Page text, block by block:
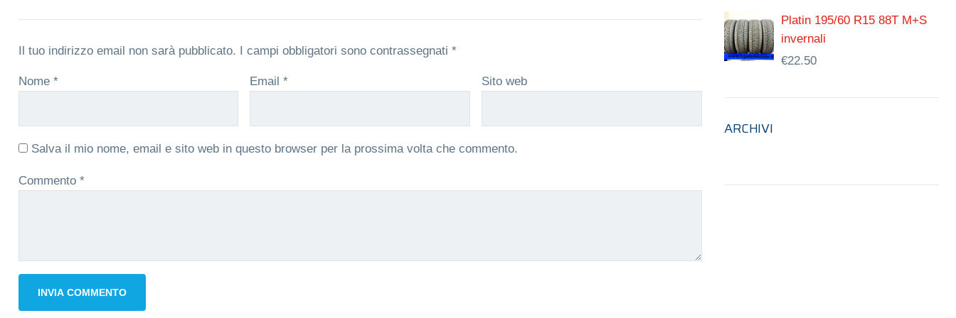
Il tuo indirizzo email non sarà pubblicato. I campi obbligatori sono contrassegnati *
Nome * Email* Sito web
Salva il mio nome, email e sito web in questo browser per la prossima volta che commento.
Commento *
Platin 195/60 R15 88T M+S
invernali
€22.50
ARCHIVI